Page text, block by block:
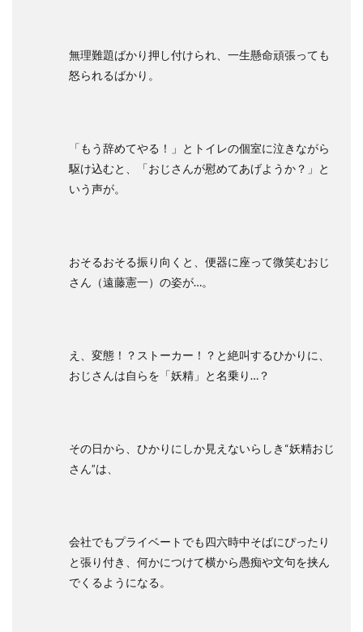
無理難題ばかり押し付けられ、一生懸命頑張っても
怒られるばかり。
「もう辞めてやる！」とトイレの個室に泣きながら
駆け込むと、「おじさんが慰めてあげようか？」と
いう声が。
おそるおそる振り向くと、便器に座って微笑むおじ
さん（遠藤憲一）の姿が…。
え、変態！？ストーカー！？と絶叫するひかりに、
おじさんは自らを「妖精」と名乗り…？
その日から、ひかりにしか見えないらしき“妖精おじ
さん”は、
会社でもプライベートでも四六時中そばにぴったり
と張り付き、何かにつけて横から愚痴や文句を挟ん
でくるようになる。